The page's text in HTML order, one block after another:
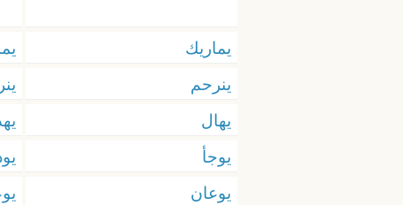
يماريك
ينرحم
يهال
يوجأ
يوعان